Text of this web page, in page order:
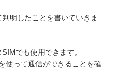
明したことを書いていきま
でも使用できます。
使って通信ができることを確